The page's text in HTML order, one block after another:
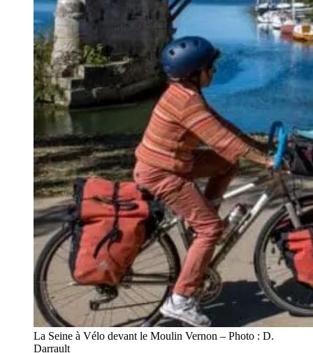
La Seine à Vélo devant le Moulin Vernon – Photo : D.
Darrault